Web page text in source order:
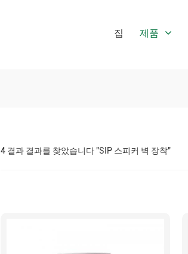
집 제품
4 결과 결과를 찾았습니다 "SIP 스피커 벽 장착"